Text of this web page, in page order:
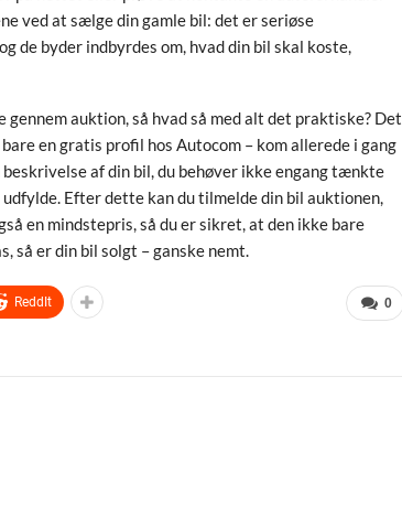
ved at sælge din gamle bil: det er seriøse
de byder indbyrdes om, hvad din bil skal koste,
auktion, så hvad så med alt det praktiske? Det
en gratis profil hos Autocom – kom allerede i gang
af din bil, du behøver ikke engang tænkte
Efter dette kan du tilmelde din bil auktionen,
en mindstepris, så du er sikret, at den ikke bare
så er din bil solgt – ganske nemt.
0
ReddIt